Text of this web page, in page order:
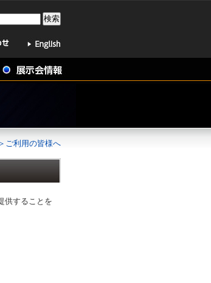
＞ご利用の皆様へ
供することを